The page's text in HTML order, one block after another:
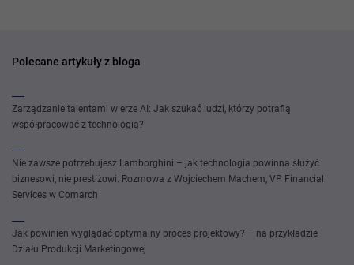
Polecane artykuły z bloga
Zarządzanie talentami w erze AI: Jak szukać ludzi, którzy potrafią
współpracować z technologią?
Nie zawsze potrzebujesz Lamborghini – jak technologia powinna służyć
biznesowi, nie prestiżowi. Rozmowa z Wojciechem Machem, VP Financial
Services w Comarch
Jak powinien wyglądać optymalny proces projektowy? – na przykładzie
Działu Produkcji Marketingowej